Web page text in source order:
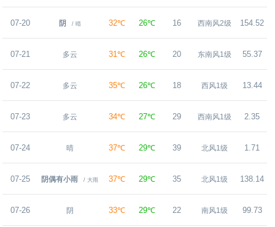
07-20 阴 / 晴 32℃ 26℃ 16 西南风2级 154.52
07-21 多云 31℃ 26℃ 20 东南风1级 55.37
07-22 多云 35℃ 26℃ 18 西风1级 13.44
07-23 多云 34℃ 27℃ 29 西南风1级 2.35
07-24 晴 37℃ 29℃ 39 北风1级 1.71
07-25 阴偶有小雨 / 大雨 37℃ 29℃ 35 北风1级 138.14
07-26 阴 33℃ 29℃ 22 南风1级 99.73